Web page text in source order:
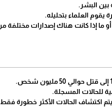
بين البشر.
العلماء بتحليله.
ما إذا كانت هناك إصدارات مختلفة
للحالات المسجلة.
اكتشاف الحالات الأكثر خطورة فقط